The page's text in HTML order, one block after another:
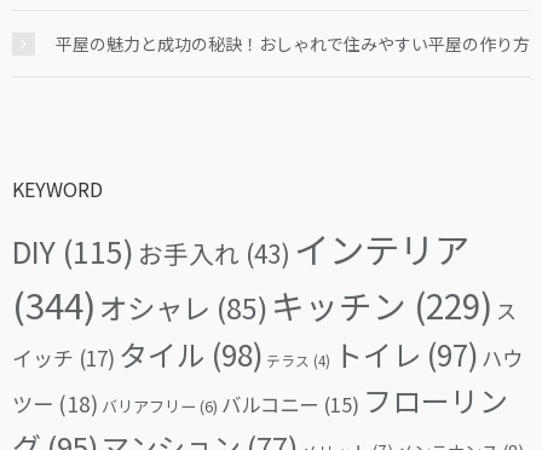
平屋の魅力と成功の秘訣！おしゃれで住みやすい平屋の作り方
KEYWORD
DIY (115) お手入れ (43) インテリア
(344) オシャレ (85) キッチン (229) ス
イッチ (17) タイル (98) テラス (4) トイレ (97) ハウ
ツー (18) バリアフリー (6) バルコニー (15) フローリン